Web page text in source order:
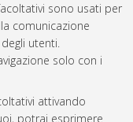
sono usati per
comunicazione
utenti.
solo con i
attivando
potrai esprimere